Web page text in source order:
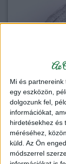
Az
Mi és
egy eszközön,
dolgozunk fel,
információkat,
hirdetésekhez és
méréséhez,
küld. Az Ön
módszerrel